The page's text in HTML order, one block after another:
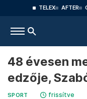
TELEX AFTER
48 évesen
edzője,
SPORT frissítve